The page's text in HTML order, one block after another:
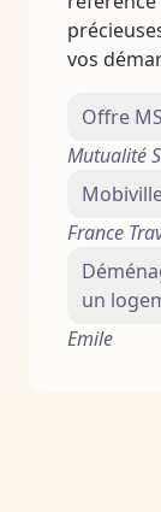
vos
Offre
Mutualité
France
un
Emile